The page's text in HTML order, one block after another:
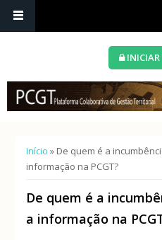
INICIAR
Está aqui
Início » De quem é a
informação na PCGT?
De quem é a
a informação na